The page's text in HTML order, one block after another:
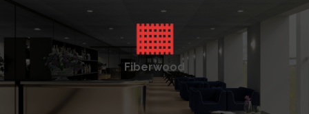
Fiberwood